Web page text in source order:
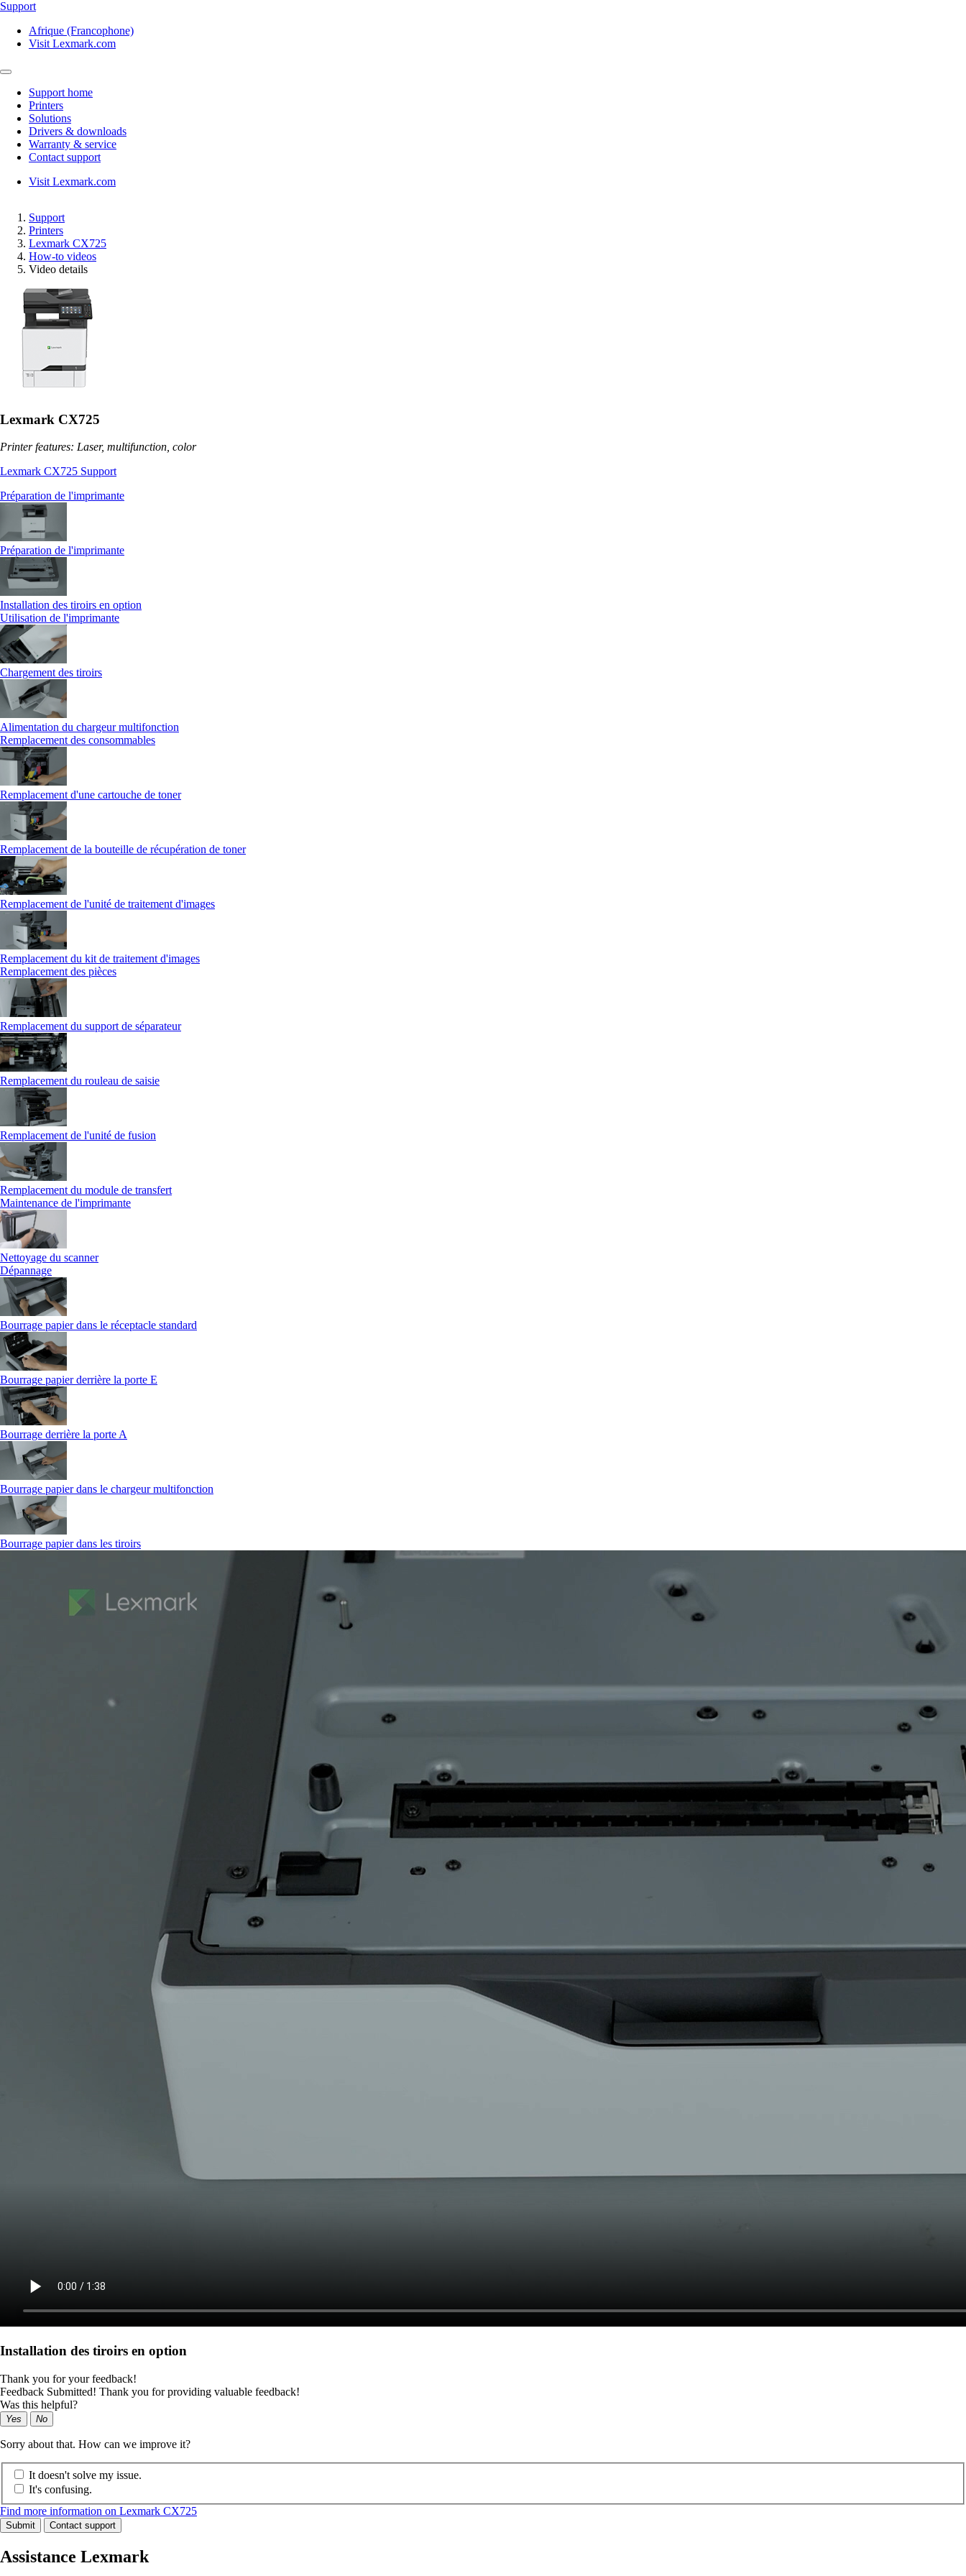
Support
Afrique (Francophone)
Visit Lexmark.com
Support home
Printers
Solutions
Drivers & downloads
Warranty & service
Contact support
Visit Lexmark.com
Support
Printers
Lexmark CX725
How-to videos
Video details
Lexmark CX725
Printer features: Laser, multifunction, color
Lexmark CX725 Support
Préparation de l'imprimante
Préparation de l'imprimante
Installation des tiroirs en option
Utilisation de l'imprimante
Chargement des tiroirs
Alimentation du chargeur multifonction
Remplacement des consommables
Remplacement d'une cartouche de toner
Remplacement de la bouteille de récupération de toner
Remplacement de l'unité de traitement d'images
Remplacement du kit de traitement d'images
Remplacement des pièces
Remplacement du support de séparateur
Remplacement du rouleau de saisie
Remplacement de l'unité de fusion
Remplacement du module de transfert
Maintenance de l'imprimante
Nettoyage du scanner
Dépannage
Bourrage papier dans le réceptacle standard
Bourrage papier derrière la porte E
Bourrage derrière la porte A
Bourrage papier dans le chargeur multifonction
Bourrage papier dans les tiroirs
Installation des tiroirs en option
Thank you for your feedback!
Feedback Submitted! Thank you for providing valuable feedback!
Was this helpful?
Yes No
Sorry about that. How can we improve it?
It doesn't solve my issue.
It's confusing.
Find more information on Lexmark CX725
Submit Contact support
Assistance Lexmark